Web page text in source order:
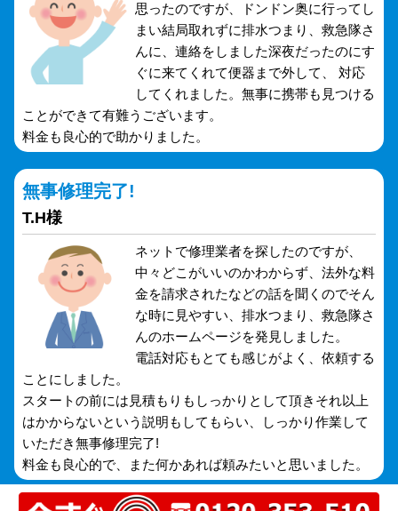
思ったのですが、ドンドン奥に行ってし
まい結局取れずに排水つまり、救急隊さ
んに、連絡をしました深夜だったのにす
ぐに来てくれて便器まで外して、 対応
してくれました。無事に携帯も見つける
ことができて有難うございます。
料金も良心的で助かりました。
無事修理完了!
T.H様
ネットで修理業者を探したのですが、
中々どこがいいのかわからず、法外な料
金を請求されたなどの話を聞くのでそん
な時に見やすい、排水つまり、救急隊さ
んのホームページを発見しました。
電話対応もとても感じがよく、依頼する
ことにしました。
スタートの前には見積もりもしっかりとして頂きそれ以上
はかからないという説明もしてもらい、しっかり作業して
いただき無事修理完了!
料金も良心的で、また何かあれば頼みたいと思いました。